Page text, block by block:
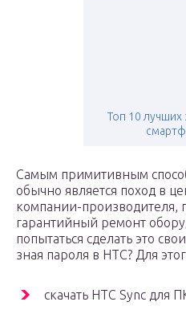
Топ 10
Самым примитивным
обычно является поход в
компании-производителя,
гарантийный ремонт
попытаться сделать это
зная пароля в HTC? Для
скачать HTC Sync для